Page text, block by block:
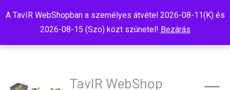
A TavIR WebShopban a személyes átvétel 2026-08-11(K) és
2026-08-15 (Szo) közt szünetel! Bezárás
TavIR WebShop